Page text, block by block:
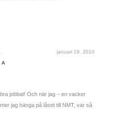
januari 19, 2010
jobbat! Och när jag – en vacker
jag hänga på låset till NMT, var så